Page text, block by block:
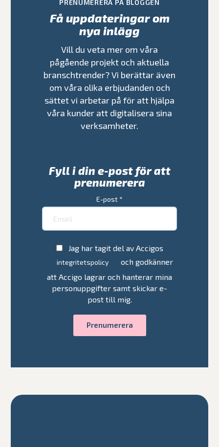
PRENUMERERA PÅ BLOGGEN
Få uppdateringar om
nya inlägg
Vill du veta mer om våra
pågående projekt och aktuella
branschtrender? Vi berättar även
om våra olika erbjudanden och
sättet vi arbetar på för att hjälpa
våra kunder att digitalisera sina
verksamheter.
Fyll i din e-post för att
prenumerera
E-post *
Jag har tagit del av Accigos
integritetspolicy
och godkänner
att Accigo lagrar och hanterar mina
personuppgifter samt skickar e-
post till mig.